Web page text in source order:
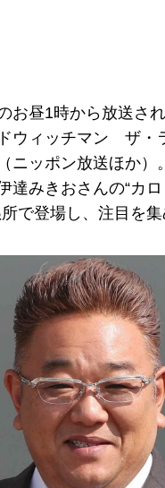
お昼1時から放送さ
ウィッチマン ザ・
ニッポン放送ほか）
達みきおさんの“カ
で登場し、注目を集